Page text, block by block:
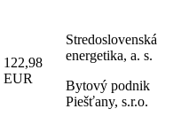
122,98
EUR
Stredoslovenská
energetika, a. s.
Bytový podnik
Piešťany, s.r.o.